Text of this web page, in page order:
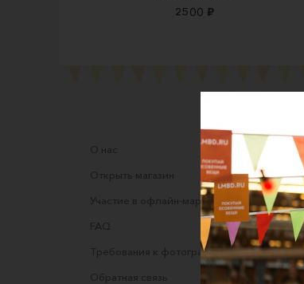
2500 ₽
О нас
Открыть магазин
Участие в офлайн-маркете
FAQ
Требования к фотографиям
Обратная связь